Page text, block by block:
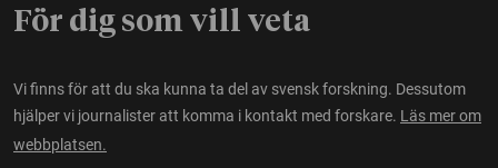
För dig som vill veta
Vi finns för att du ska kunna ta del av svensk forskning. Dessutom
hjälper vi journalister att komma i kontakt med forskare. Läs mer om
webbplatsen.